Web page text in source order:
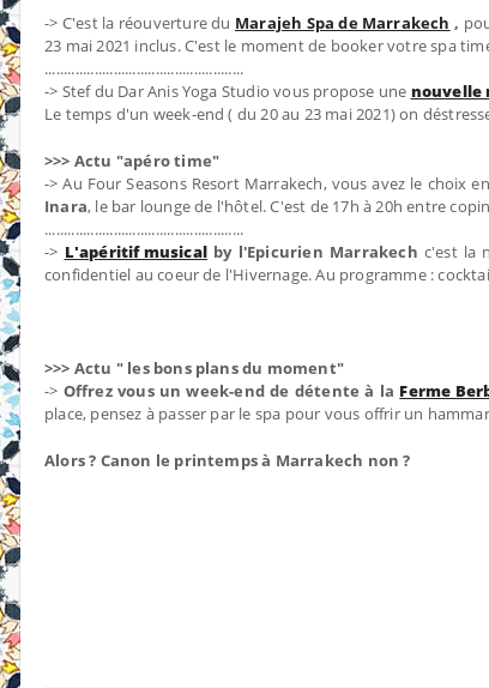
-> C'est la réouverture du Marajeh Spa de Marrakech ,
23 mai 2021 inclus. C'est le moment de booker votre spa
​....................................................
-> Stef du Dar Anis Yoga Studio vous propose une nouvelle
Le temps d'un week-end ( du 20 au 23 mai 2021) on
>>> Actu "apéro time"
-> Au Four Seasons Resort Marrakech, vous avez le choix
Inara, le bar lounge de l'hôtel. C'est de 17h à 20h entre
​....................................................
-> L'apéritif musical by l'Epicurien Marrakech c'est la
confidentiel au coeur de l'Hivernage. Au programme :
>>> Actu " les bons plans du moment"
-> Offrez vous un week-end de détente à la Ferme
place, pensez à passer par le spa pour vous offrir un
Alors ? Canon le printemps à Marrakech non ?